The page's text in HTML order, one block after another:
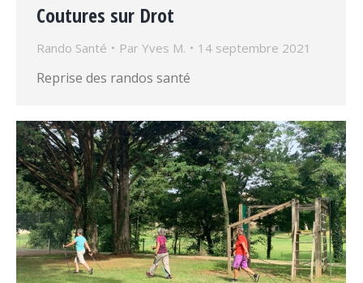
Coutures sur Drot
Rando Santé Par Yves M. 14 septembre 2021
Reprise des randos santé